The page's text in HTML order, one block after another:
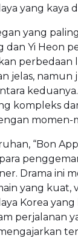
yang kaya
yang
dan Yi Heon
perbedaan
jelas,
kompleks
momen-
“Bon
Drama ini
yang kuat,
Korea yang
perjalanan